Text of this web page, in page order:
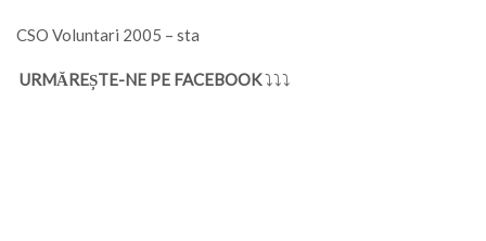
CSO Voluntari 2005 – sta
URMĂREȘTE-NE PE FACEBOOK⤵⤵⤵